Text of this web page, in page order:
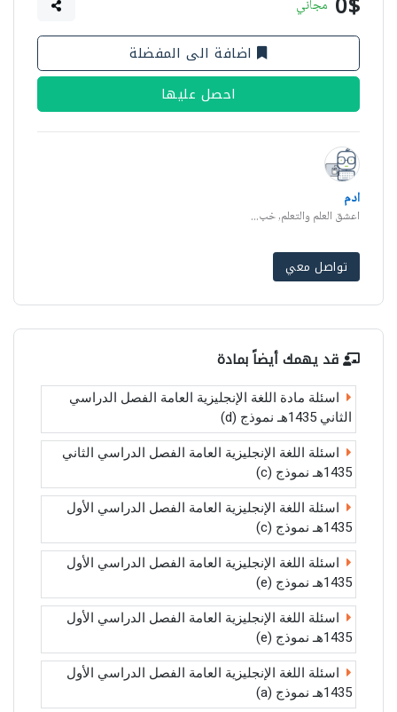
مجاني
اضافة الى المفضلة
احصل عليها
ادم
اعشق العلم والتعلم, خب...
تواصل معي
قد يهمك أيضاً بمادة
اسئلة مادة اللغة الإنجليزية العامة الفصل الدراسي
الثاني 1435هـ نموذج (d)
اسئلة اللغة الإنجليزية العامة الفصل الدراسي الثاني
1435هـ نموذج (c)
اسئلة اللغة الإنجليزية العامة الفصل الدراسي الأول
1435هـ نموذج (c)
اسئلة اللغة الإنجليزية العامة الفصل الدراسي الأول
1435هـ نموذج (e)
اسئلة اللغة الإنجليزية العامة الفصل الدراسي الأول
1435هـ نموذج (e)
اسئلة اللغة الإنجليزية العامة الفصل الدراسي الأول
1435هـ نموذج (a)